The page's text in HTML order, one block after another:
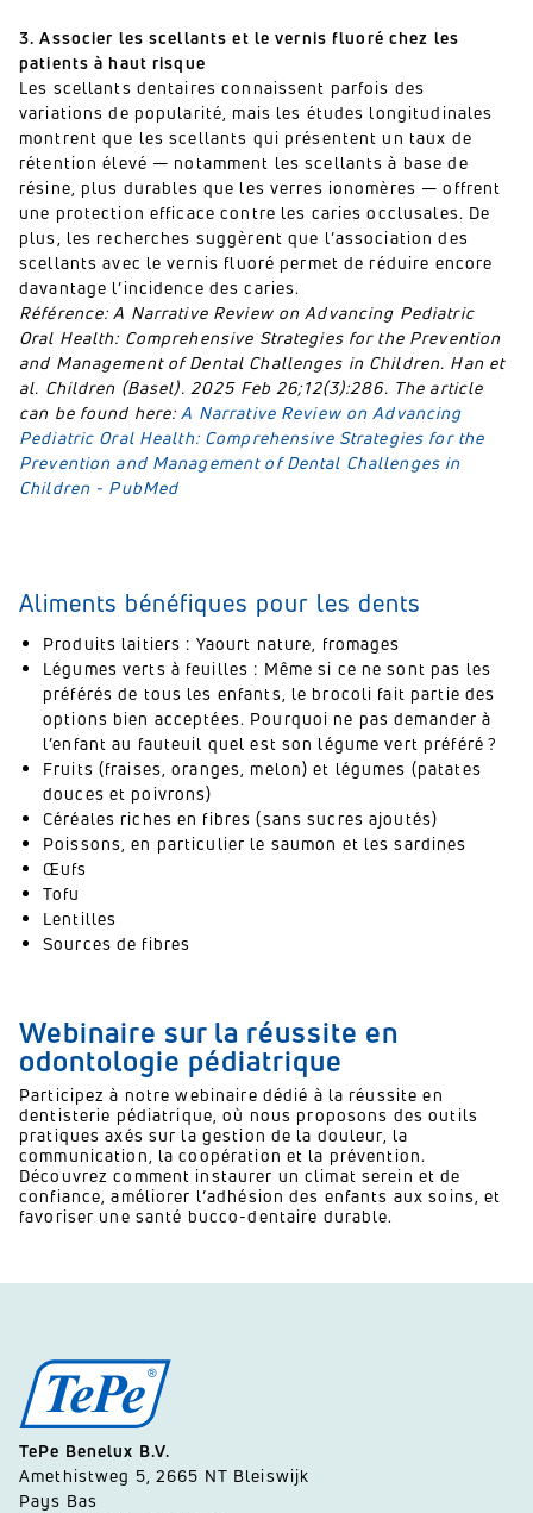
3.Associer les scellants et le vernis fluoré chez les
patients à haut risque
Les scellants dentaires connaissent parfois des
variations de popularité, mais les études longitudinales
montrent que les scellants qui présentent un taux de
rétention élevé — notamment les scellants à base de
résine, plus durables que les verres ionomères — offrent
une protection efficace contre les caries occlusales. De
plus, les recherches suggèrent que l’association des
scellants avec le vernis fluoré permet de réduire encore
davantage l’incidence des caries.
Référence: A Narrative Review on Advancing Pediatric
Oral Health: Comprehensive Strategies for the Prevention
and Management of Dental Challenges in Children. Han et
al. Children (Basel). 2025 Feb 26;12(3):286. The article
can be found here:A Narrative Review on Advancing
Pediatric Oral Health: Comprehensive Strategies for the
Prevention and Management of Dental Challenges in
Children - PubMed
Aliments bénéfiques pour les dents
Produits laitiers : Yaourt nature, fromages
Légumes verts à feuilles : Même si ce ne sont pas les
préférés de tous les enfants, le brocoli fait partie des
options bien acceptées. Pourquoi ne pas demander à
l’enfant au fauteuil quel est son légume vert préféré ?
Fruits (fraises, oranges, melon) et légumes (patates
douces et poivrons)
Céréales riches en fibres (sans sucres ajoutés)
Poissons, en particulier le saumon et les sardines
Œufs
Tofu
Lentilles
Sources de fibres
Webinaire sur la réussite en
odontologie pédiatrique
Participez à notre webinaire dédié à la réussite en
dentisterie pédiatrique, où nous proposons des outils
pratiques axés sur la gestion de la douleur, la
communication, la coopération et la prévention.
Découvrez comment instaurer un climat serein et de
confiance, améliorer l’adhésion des enfants aux soins, et
favoriser une santé bucco-dentaire durable.
TePe Benelux B.V.
Amethistweg 5, 2665 NT Bleiswijk
Pays Bas